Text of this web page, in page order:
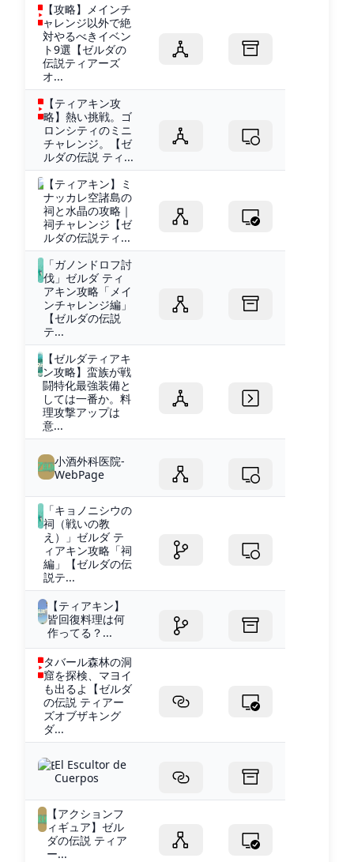
【攻略】メインチ
ャレンジ以外で絶
対やるべきイベン
ト9選【ゼルダの
伝説ティアーズ
オ...
【ティアキン攻
略】熱い挑戦。ゴ
ロンシティのミニ
チャレンジ。【ゼ
ルダの伝説 ティ...
【ティアキン】ミ
ナッカレ空諸島の
祠と水晶の攻略｜
祠チャレンジ【ゼ
ルダの伝説ティ...
「ガノンドロフ討
伐」ゼルダ ティ
アキン攻略「メイ
ンチャレンジ編」
【ゼルダの伝説
テ...
【ゼルダティアキ
ン攻略】蛮族が戦
闘特化最強装備と
しては一番か。料
理攻撃アップは
意...
小酒外科医院-
WebPage
「キョノニシウの
祠（戦いの教
え）」ゼルダ テ
ィアキン攻略「祠
編」【ゼルダの伝
説テ...
【ティアキン】
皆回復料理は何
作ってる？...
タバール森林の洞
窟を探検、マヨイ
も出るよ【ゼルダ
の伝説 ティアー
ズオブザキング
ダ...
El Escultor de
Cuerpos
【アクションフ
ィギュア】ゼル
ダの伝説 ティア
ー...